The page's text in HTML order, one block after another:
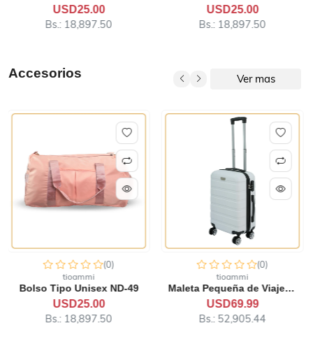
USD25.00
Bs.: 18,897.50
USD15.00
Bs.: 11,338.50
Accesorios Ver mas
(0)
tioammi
Maleta Pequeña de Viaje T1...
USD69.99
Bs.: 52,905.44
(0)
tioammi
Maleta Mediana de Viaje LG...
USD84.99
Bs.: 64,243.94